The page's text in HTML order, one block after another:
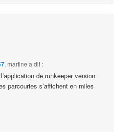
, martine a dit :
de runkeeper version
parcouries s’affichent en miles